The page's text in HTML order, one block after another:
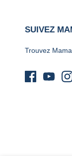
SUIVEZ
Trouvez